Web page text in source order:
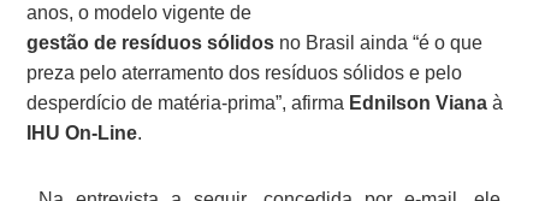
anos, o modelo vigente de
gestão de resíduos sólidos no Brasil ainda “é o que
preza pelo aterramento dos resíduos sólidos e pelo
desperdício de matéria-prima”, afirma Ednilson Viana à
IHU On-Line.